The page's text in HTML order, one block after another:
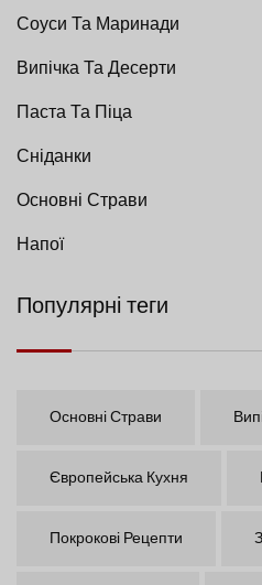
Соуси Та Маринади
Випічка Та Десерти
Паста Та Піца
Сніданки
Основні Страви
Напої
Популярні теги
Основні Страви
Європейська Кухня
Покрокові Рецепти